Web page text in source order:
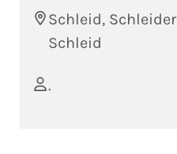
Schleid,
Schleid
.